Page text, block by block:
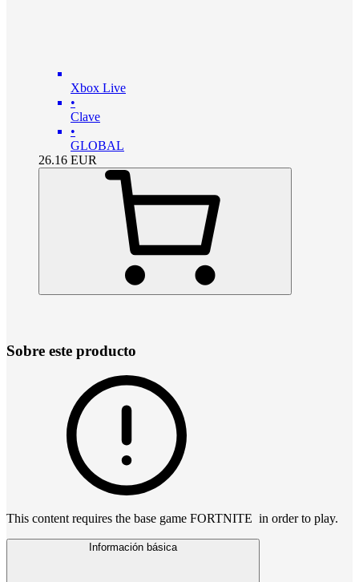
Xbox Live
•
Clave
•
GLOBAL
26.16 EUR
Sobre este producto
This content requires the base game FORTNITE in order to play.
Información básica